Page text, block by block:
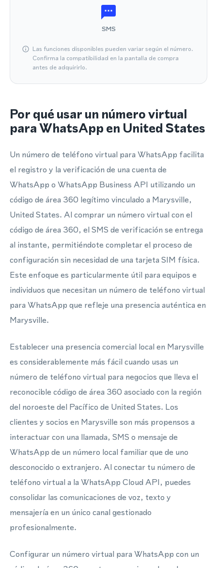
SMS
Las funciones disponibles pueden variar según el número.
Confirma la compatibilidad en la pantalla de compra
antes de adquirirlo.
Por qué usar un número virtual
para WhatsApp en United States
Un número de teléfono virtual para WhatsApp facilita
el registro y la verificación de una cuenta de
WhatsApp o WhatsApp Business API utilizando un
código de área 360 legítimo vinculado a Marysville,
United States. Al comprar un número virtual con el
código de área 360, el SMS de verificación se entrega
al instante, permitiéndote completar el proceso de
configuración sin necesidad de una tarjeta SIM física.
Este enfoque es particularmente útil para equipos e
individuos que necesitan un número de teléfono virtual
para WhatsApp que refleje una presencia auténtica en
Marysville.
Establecer una presencia comercial local en Marysville
es considerablemente más fácil cuando usas un
número de teléfono virtual para negocios que lleva el
reconocible código de área 360 asociado con la región
del noroeste del Pacífico de United States. Los
clientes y socios en Marysville son más propensos a
interactuar con una llamada, SMS o mensaje de
WhatsApp de un número local familiar que de uno
desconocido o extranjero. Al conectar tu número de
teléfono virtual a la WhatsApp Cloud API, puedes
consolidar las comunicaciones de voz, texto y
mensajería en un único canal gestionado
profesionalmente.
Configurar un número virtual para WhatsApp con un